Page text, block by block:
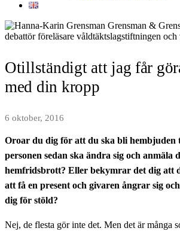
Otillständigt att jag får
med din kropp
6 oktober, 2016
Oroar du dig för att du ska bli hembjuden
personen sedan ska ändra sig och anmäla
hemfridsbrott? Eller bekymrar det dig att
att få en present och givaren ångrar sig
dig för stöld?
Nej, de flesta gör inte det. Men det är många